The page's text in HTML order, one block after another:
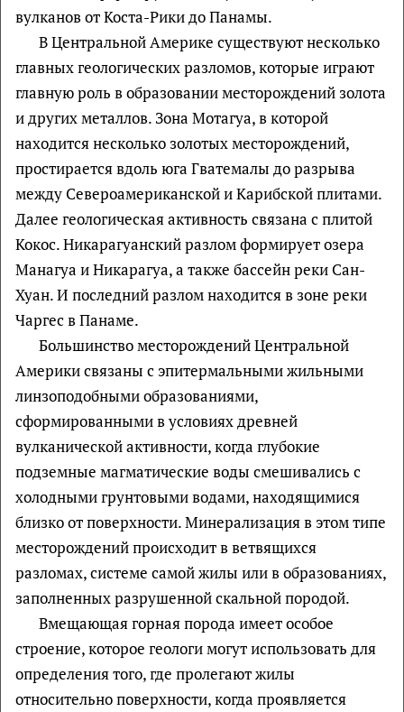
вулканов от Коста-Рики до Панамы.
В Центральной Америке существуют несколько
главных геологических разломов, которые играют
главную роль в образовании месторождений золота
и других металлов. Зона Мотагуа, в которой
находится несколько золотых месторождений,
простирается вдоль юга Гватемалы до разрыва
между Североамериканской и Карибской плитами.
Далее геологическая активность связана с плитой
Кокос. Никарагуанский разлом формирует озера
Манагуа и Никарагуа, а также бассейн реки Сан-
Хуан. И последний разлом находится в зоне реки
Чаргес в Панаме.
Большинство месторождений Центральной
Америки связаны с эпитермальными жильными
линзоподобными образованиями,
сформированными в условиях древней
вулканической активности, когда глубокие
подземные магматические воды смешивались с
холодными грунтовыми водами, находящимися
близко от поверхности. Минерализация в этом типе
месторождений происходит в ветвящихся
разломах, системе самой жилы или в образованиях,
заполненных разрушенной скальной породой.
Вмещающая горная порода имеет особое
строение, которое геологи могут использовать для
определения того, где пролегают жилы
относительно поверхности, когда проявляется